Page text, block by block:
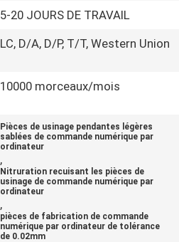
5-20 JOURS DE TRAVAIL
LC, D/A, D/P, T/T, Western Union
10000 morceaux/mois
Pièces de usinage pendantes légères
sablées de commande numérique par
ordinateur
,
Nitruration recuisant les pièces de
usinage de commande numérique par
ordinateur
,
pièces de fabrication de commande
numérique par ordinateur de tolérance
de 0.02mm